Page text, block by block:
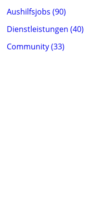
Aushilfsjobs (90)
Dienstleistungen (40)
Community (33)